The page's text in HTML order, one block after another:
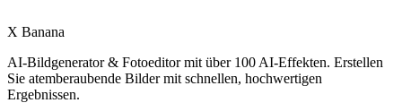
X Banana
AI-Bildgenerator & Fotoeditor mit über 100 AI-Effekten. Erstellen
Sie atemberaubende Bilder mit schnellen, hochwertigen
Ergebnissen.